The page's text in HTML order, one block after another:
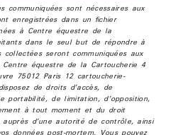
communiquées sont nécessaires aux
enregistrées dans un fichier
à Centre équestre de la
dans le seul but de répondre à
seront communiquées aux
équestre de la Cartoucherie 4
75012 Paris 12 cartoucherie-
de droits d’accès, de
portabilité, de limitation, d’opposition,
à tout moment et du droit
d’une autorité de contrôle, ainsi